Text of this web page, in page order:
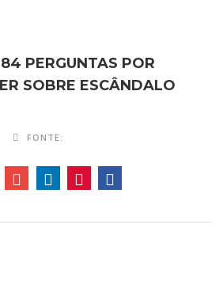
PERGUNTAS POR
SOBRE ESCÂNDALO
FONTE: